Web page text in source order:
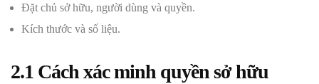
Đặt chủ sở hữu, người dùng và quyền.
Kích thước và số liệu.
2.1 Cách xác minh quyền sở hữu